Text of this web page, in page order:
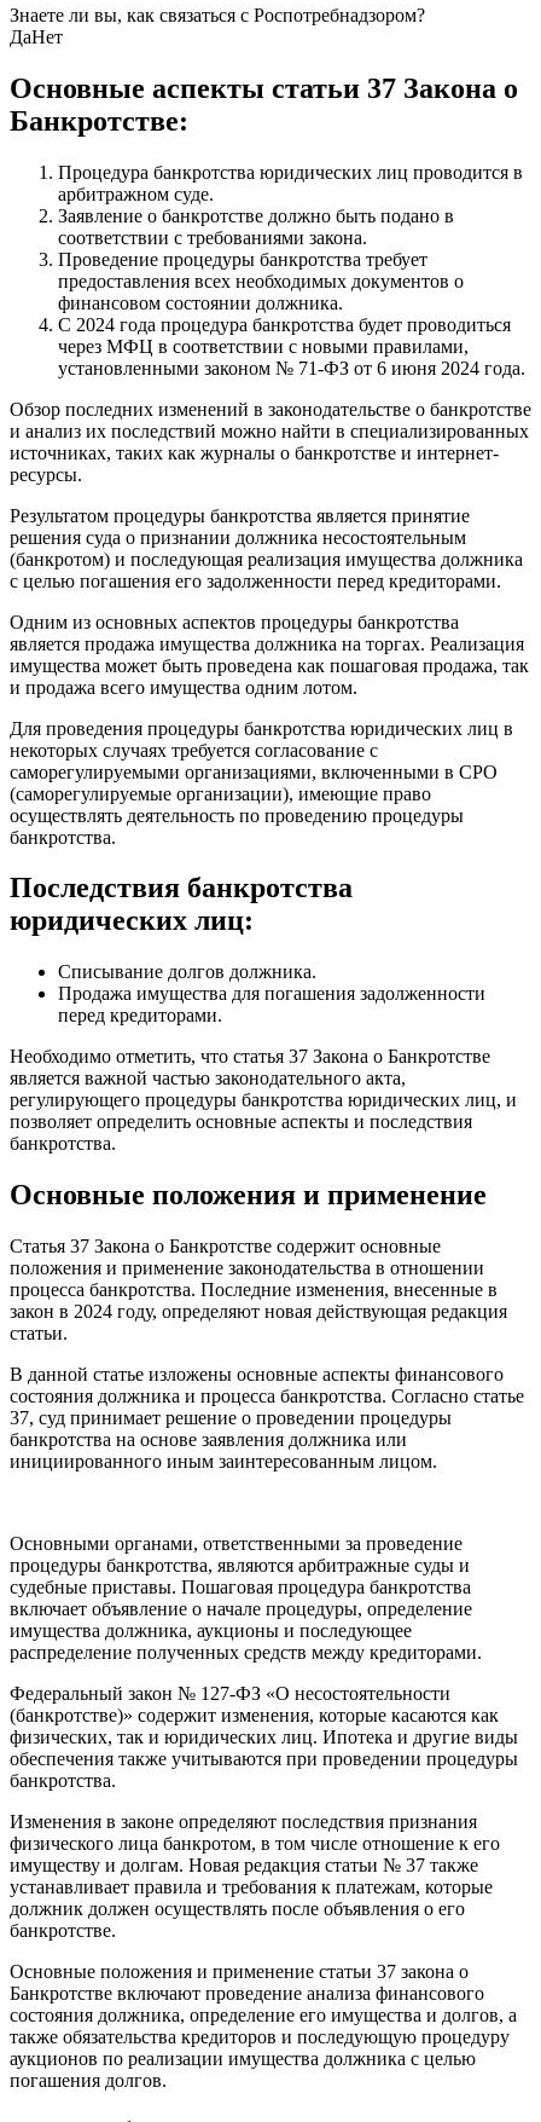
Знаете ли вы, как связаться с Роспотребнадзором?
ДаНет
Основные аспекты статьи 37 Закона о
Банкротстве:
Процедура банкротства юридических лиц проводится в
арбитражном суде.
Заявление о банкротстве должно быть подано в
соответствии с требованиями закона.
Проведение процедуры банкротства требует
предоставления всех необходимых документов о
финансовом состоянии должника.
С 2024 года процедура банкротства будет проводиться
через МФЦ в соответствии с новыми правилами,
установленными законом № 71-ФЗ от 6 июня 2024 года.
Обзор последних изменений в законодательстве о банкротстве
и анализ их последствий можно найти в специализированных
источниках, таких как журналы о банкротстве и интернет-
ресурсы.
Результатом процедуры банкротства является принятие
решения суда о признании должника несостоятельным
(банкротом) и последующая реализация имущества должника
с целью погашения его задолженности перед кредиторами.
Одним из основных аспектов процедуры банкротства
является продажа имущества должника на торгах. Реализация
имущества может быть проведена как пошаговая продажа, так
и продажа всего имущества одним лотом.
Для проведения процедуры банкротства юридических лиц в
некоторых случаях требуется согласование с
саморегулируемыми организациями, включенными в СРО
(саморегулируемые организации), имеющие право
осуществлять деятельность по проведению процедуры
банкротства.
Последствия банкротства
юридических лиц:
Списывание долгов должника.
Продажа имущества для погашения задолженности
перед кредиторами.
Необходимо отметить, что статья 37 Закона о Банкротстве
является важной частью законодательного акта,
регулирующего процедуры банкротства юридических лиц, и
позволяет определить основные аспекты и последствия
банкротства.
Основные положения и применение
Статья 37 Закона о Банкротстве содержит основные
положения и применение законодательства в отношении
процесса банкротства. Последние изменения, внесенные в
закон в 2024 году, определяют новая действующая редакция
статьи.
В данной статье изложены основные аспекты финансового
состояния должника и процесса банкротства. Согласно статье
37, суд принимает решение о проведении процедуры
банкротства на основе заявления должника или
инициированного иным заинтересованным лицом.
Основными органами, ответственными за проведение
процедуры банкротства, являются арбитражные суды и
судебные приставы. Пошаговая процедура банкротства
включает объявление о начале процедуры, определение
имущества должника, аукционы и последующее
распределение полученных средств между кредиторами.
Федеральный закон № 127-ФЗ «О несостоятельности
(банкротстве)» содержит изменения, которые касаются как
физических, так и юридических лиц. Ипотека и другие виды
обеспечения также учитываются при проведении процедуры
банкротства.
Изменения в законе определяют последствия признания
физического лица банкротом, в том числе отношение к его
имуществу и долгам. Новая редакция статьи № 37 также
устанавливает правила и требования к платежам, которые
должник должен осуществлять после объявления о его
банкротстве.
Основные положения и применение статьи 37 закона о
Банкротстве включают проведение анализа финансового
состояния должника, определение его имущества и долгов, а
также обязательства кредиторов и последующую процедуру
аукционов по реализации имущества должника с целью
погашения долгов.